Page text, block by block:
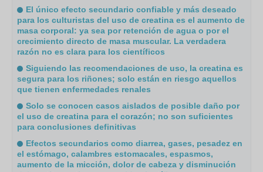
El único efecto secundario confiable y más deseado
para los culturistas del uso de creatina es el aumento de
masa corporal: ya sea por retención de agua o por el
crecimiento directo de masa muscular. La verdadera
razón no es clara para los científicos
Siguiendo las recomendaciones de uso, la creatina es
segura para los riñones; solo están en riesgo aquellos
que tienen enfermedades renales
Solo se conocen casos aislados de posible daño por
el uso de creatina para el corazón; no son suficientes
para conclusiones definitivas
Efectos secundarios como diarrea, gases, pesadez en
el estómago, calambres estomacales, espasmos,
aumento de la micción, dolor de cabeza y disminución